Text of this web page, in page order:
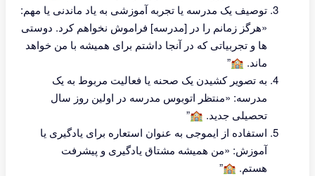
توصیف یک مدرسه یا تجربه آموزشی به یاد ماندنی یا مهم:
«هرگز زمانم را در [مدرسه] فراموش نخواهم کرد. دوستی
ها و تجربیاتی که در آنجا داشتم برای همیشه با من خواهد
ماند. 🏫”
به تصویر کشیدن یک صحنه یا فعالیت مربوط به یک
مدرسه: «منتظر اتوبوس مدرسه در اولین روز سال
تحصیلی جدید. 🏫”
استفاده از ایموجی به عنوان استعاره برای یادگیری یا
آموزش: «من همیشه مشتاق یادگیری و پیشرفت
هستم. 🏫”